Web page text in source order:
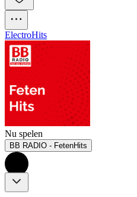
ElectroHits
Nu spelen
BB RADIO - FetenHits